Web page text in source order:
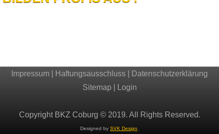
Impressum Haftungsausschluss
Datenschutzerklärung
Sitemap| Login
Copyright BKZ Coburg © 2019. All Rights Reserved.
Designed by SVK Design